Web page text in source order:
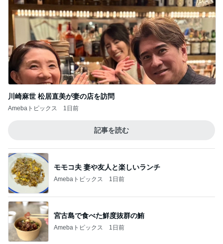
川崎麻世 松居直美が妻の店を訪問
Amebaトピックス 1日前
記事を読む
モモコ夫 妻や友人と楽しいランチ
Amebaトピックス 1日前
宮古島で食べた鮮度抜群の鮪
Amebaトピックス 1日前